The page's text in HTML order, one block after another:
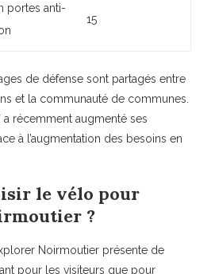
portes anti-
15
de défense sont partagés entre
et la communauté de communes.
a récemment augmenté ses
à l’augmentation des besoins en
le vélo pour
?
Noirmoutier présente de
pour les visiteurs que pour